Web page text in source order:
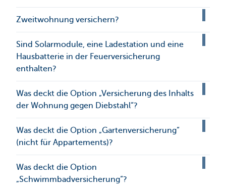
Zweitwohnung versichern?
Sind Solarmodule, eine Ladestation und eine
Hausbatterie in der Feuerversicherung
enthalten?
Was deckt die Option „Versicherung des Inhalts
der Wohnung gegen Diebstahl“?
Was deckt die Option „Gartenversicherung“
(nicht für Appartements)?
Was deckt die Option
„Schwimmbadversicherung“?